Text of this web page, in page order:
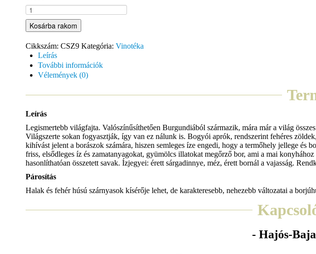
Kosárba rakom
Cikkszám: CSZ9 Kategória: Vinotéka
Leírás
További információk
Vélemények (0)
Leírás
Legismertebb világfajta. Valószínűsíthetően Burgundiából származik, mára már a világ
Világszerte sokan fogyasztják, így van ez nálunk is. Bogyói aprók, rendszerint fehéres
kihívást jelent a borászok számára, hiszen semleges íze engedi, hogy a termőhely jellege
friss, elsődleges íz és zamatanyagokat, gyümölcs illatokat megőrző bor, ami a mai
hasonlíthatóan összetett savak. Ízjegyei: érett sárgadinnye, méz, érett bornál a vajasság.
Párosítás
Halak és fehér húsú szárnyasok kísérője lehet, de karakteresebb, nehezebb változatai a
- Hajós-